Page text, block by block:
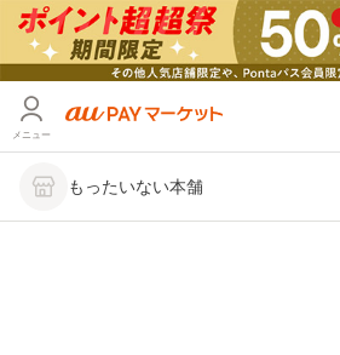
メニュー
もったいない本舗